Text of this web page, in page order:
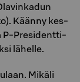
Kään­ny kes­
P-Pre­si­dent­ti-
lä­hel­le.
Mi­kä­li